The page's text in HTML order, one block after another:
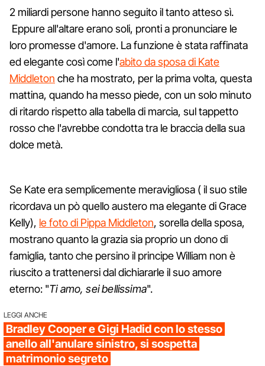
2 miliardi persone hanno seguito il tanto atteso sì.
Eppure all'altare erano soli, pronti a pronunciare le
loro promesse d'amore. La funzione è stata raffinata
ed elegante così come l'abito da sposa di Kate
Middleton che ha mostrato, per la prima volta, questa
mattina, quando ha messo piede, con un solo minuto
di ritardo rispetto alla tabella di marcia, sul tappetto
rosso che l'avrebbe condotta tra le braccia della sua
dolce metà.
Se Kate era semplicemente meravigliosa ( il suo stile
ricordava un pò quello austero ma elegante di Grace
Kelly), le foto di Pippa Middleton, sorella della sposa,
mostrano quanto la grazia sia proprio un dono di
famiglia, tanto che persino il principe William non è
riuscito a trattenersi dal dichiararle il suo amore
eterno: "Ti amo, sei bellissima".
LEGGI ANCHE
Bradley Cooper e Gigi Hadid con lo stesso
anello all'anulare sinistro, si sospetta
matrimonio segreto